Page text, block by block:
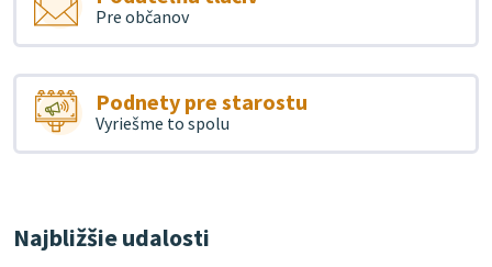
Pre občanov
Podnety pre starostu
Vyriešme to spolu
Najbližšie udalosti